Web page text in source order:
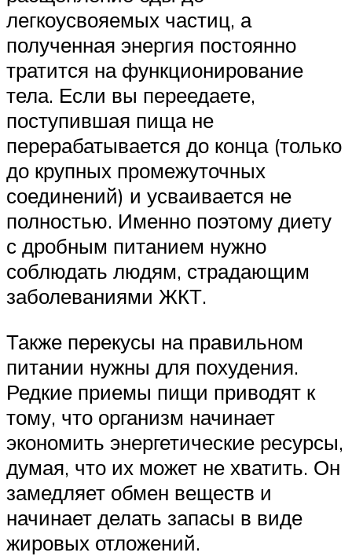
легкоусвояемых частиц, а
полученная энергия постоянно
тратится на функционирование
тела. Если вы переедаете,
поступившая пища не
перерабатывается до конца (только
до крупных промежуточных
соединений) и усваивается не
полностью. Именно поэтому диету
с дробным питанием нужно
соблюдать людям, страдающим
заболеваниями ЖКТ.
Также перекусы на правильном
питании нужны для похудения.
Редкие приемы пищи приводят к
тому, что организм начинает
экономить энергетические ресурсы,
думая, что их может не хватить. Он
замедляет обмен веществ и
начинает делать запасы в виде
жировых отложений.